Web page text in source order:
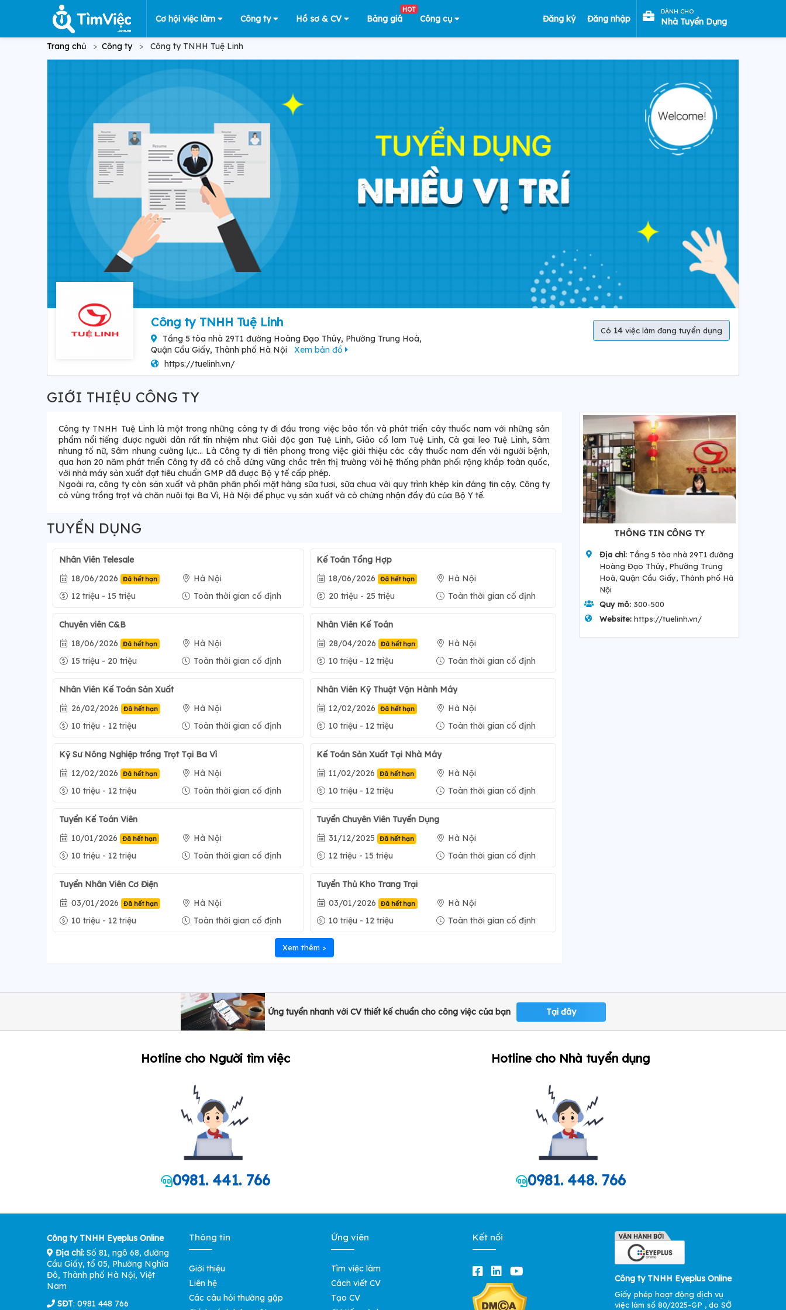
Cơ hội việc làm Công ty Hồ sơ & CV Bảng giá
HOT
Công cụ Đăng ký Đăng nhập
DÀNH CHO
Nhà Tuyển Dụng
Trang chủ Công ty Công ty TNHH Tuệ Linh
Công ty TNHH Tuệ Linh
Tầng 5 tòa nhà 29T1 đường Hoàng Đạo Thúy, Phường Trung Hoà,
Quận Cầu Giấy, Thành phố Hà Nội
Xem bản đồ
https://tuelinh.vn/
Có 14 việc làm đang tuyển dụng
GIỚI THIỆU CÔNG TY
Công ty TNHH Tuệ Linh là một trong những công ty đi đầu trong việc bảo tồn và phát triển cây thuốc nam với những sản
phẩm nổi tiếng được người dân rất tín nhiệm như: Giải độc gan Tuệ Linh, Giảo cổ lam Tuệ Linh, Cà gai leo Tuệ Linh, Sâm
nhung tố nữ, Sâm nhung cường lực… Là Công ty đi tiên phong trong việc giới thiệu các cây thuốc nam đến với người bệnh,
qua hơn 20 năm phát triển Công ty đã có chỗ đứng vững chắc trên thị trường với hệ thống phân phối rộng khắp toàn quốc,
với nhà máy sản xuất đạt tiêu chuẩn GMP đã được Bộ y tế cấp phép.
Ngoài ra, công ty còn sản xuất và phân phân phối mặt hàng sữa tươi, sữa chua với quy trình khép kín đáng tin cậy. Công ty
có vùng trồng trọt và chăn nuôi tại Ba Vì, Hà Nội để phục vụ sản xuất và có chứng nhận đầy đủ của Bộ Y tế.
TUYỂN DỤNG
Nhân Viên Telesale
18/06/2026
Đã hết hạn
Hà Nội
12 triệu - 15 triệu
Toàn thời gian cố định
Kế Toán Tổng Hợp
18/06/2026 Đã hết hạn
Hà Nội
20 triệu - 25 triệu
Toàn thời gian cố định
Chuyên viên C&B
18/06/2026
Đã hết hạn
Hà Nội
15 triệu - 20 triệu
Toàn thời gian cố định
Nhân Viên Kế Toán
28/04/2026 Đã hết hạn
Hà Nội
10 triệu - 12 triệu
Toàn thời gian cố định
Nhân Viên Kế Toán Sản Xuất
26/02/2026
Đã hết hạn
Hà Nội
10 triệu - 12 triệu
Toàn thời gian cố định
Nhân Viên Kỹ Thuật Vận Hành Máy
12/02/2026 Đã hết hạn
Hà Nội
10 triệu - 12 triệu
Toàn thời gian cố định
Kỹ Sư Nông Nghiệp trồng Trọt Tại Ba Vì
12/02/2026
Đã hết hạn
Hà Nội
10 triệu - 12 triệu
Toàn thời gian cố định
Kế Toán Sản Xuất Tại Nhà Máy
11/02/2026 Đã hết hạn
Hà Nội
10 triệu - 12 triệu
Toàn thời gian cố định
Tuyển Kế Toán Viên
10/01/2026
Đã hết hạn
Hà Nội
10 triệu - 12 triệu
Toàn thời gian cố định
Tuyển Chuyên Viên Tuyển Dụng
31/12/2025 Đã hết hạn
Hà Nội
12 triệu - 15 triệu
Toàn thời gian cố định
Tuyển Nhân Viên Cơ Điện
03/01/2026
Đã hết hạn
Hà Nội
10 triệu - 12 triệu
Toàn thời gian cố định
Tuyển Thủ Kho Trang Trại
03/01/2026 Đã hết hạn
Hà Nội
10 triệu - 12 triệu
Toàn thời gian cố định
Xem thêm >
THÔNG TIN CÔNG TY
Địa chỉ:Tầng 5 tòa nhà 29T1 đường
Hoàng Đạo Thúy, Phường Trung
Hoà, Quận Cầu Giấy, Thành phố Hà
Nội
Quy mô:300-500
Website:https://tuelinh.vn/
Ứng tuyển nhanh với CV thiết kế chuẩn cho công việc của bạn Tại đây
Hotline cho Người tìm việc
0981. 441. 766
Hotline cho Nhà tuyển dụng
0981. 448. 766
Công ty TNHH Eyeplus Online
Địa chỉ: Số 81, ngõ 68, đường
Cầu Giấy, tổ 05, Phường Nghĩa
Đô, Thành phố Hà Nội, Việt
Nam
SĐT: 0981 448 766
Thông tin
Giới thiệu
Liên hệ
Các câu hỏi thường gặp
Ứng viên
Tìm việc làm
Cách viết CV
Tạo CV
Kết nối
Công ty TNHH Eyeplus Online
Giấy phép hoạt động dịch vụ
việc làm số 80/2025-GP , do SỞ